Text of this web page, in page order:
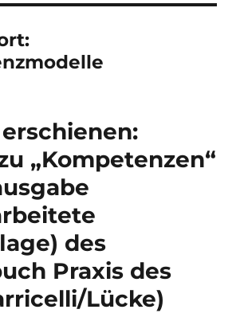
„Kompetenzen“
des
Praxis des
Lücke)